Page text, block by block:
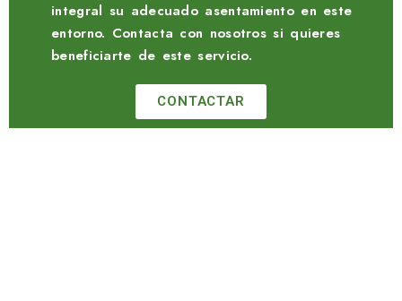
integral su adecuado asentamiento en este
entorno. Contacta con nosotros si quieres
beneficiarte de este servicio.
CONTACTAR